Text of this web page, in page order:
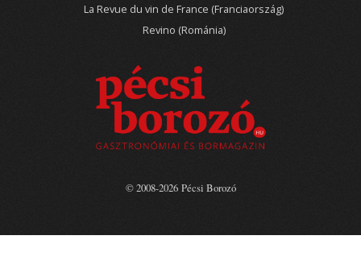
La Revue du vin de France (Franciaország)
Revino (Románia)
© 2008-2026 Pécsi Borozó